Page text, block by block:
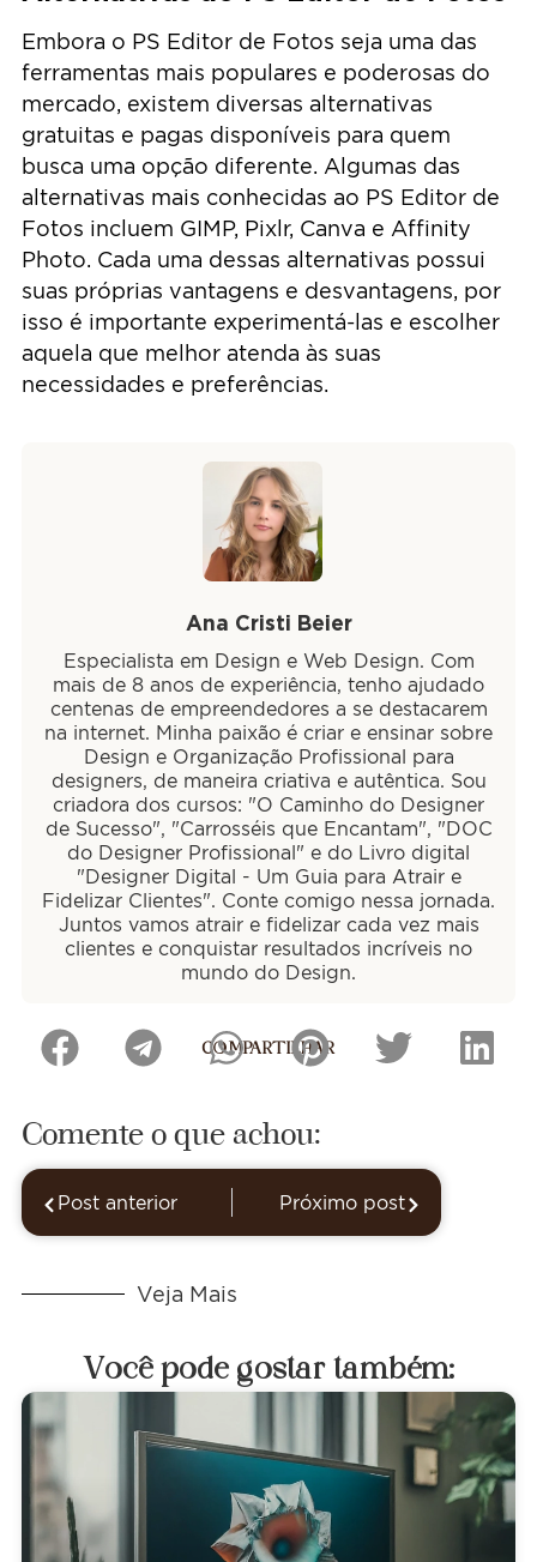
Embora o PS Editor de Fotos seja uma das
ferramentas mais populares e poderosas do
mercado, existem diversas alternativas
gratuitas e pagas disponíveis para quem
busca uma opção diferente. Algumas das
alternativas mais conhecidas ao PS Editor de
Fotos incluem GIMP, Pixlr, Canva e Affinity
Photo. Cada uma dessas alternativas possui
suas próprias vantagens e desvantagens, por
isso é importante experimentá-las e escolher
aquela que melhor atenda às suas
necessidades e preferências.
Ana Cristi Beier
Especialista em Design e Web Design. Com
mais de 8 anos de experiência, tenho ajudado
centenas de empreendedores a se destacarem
na internet. Minha paixão é criar e ensinar sobre
Design e Organização Profissional para
designers, de maneira criativa e autêntica. Sou
criadora dos cursos: "O Caminho do Designer
de Sucesso", "Carrosséis que Encantam", "DOC
do Designer Profissional" e do Livro digital
"Designer Digital - Um Guia para Atrair e
Fidelizar Clientes". Conte comigo nessa jornada.
Juntos vamos atrair e fidelizar cada vez mais
clientes e conquistar resultados incríveis no
mundo do Design.
COMPARTILHAR
Comente o que achou:
Post anterior Próximo post
Veja Mais
Você pode gostar também: